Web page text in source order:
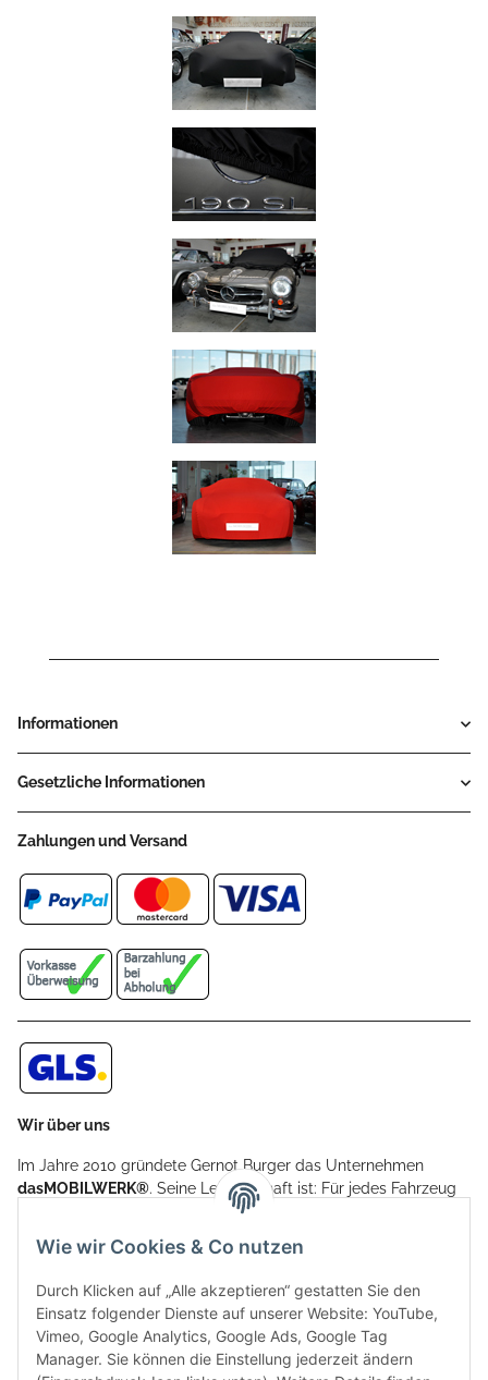
Informationen
Gesetzliche Informationen
Zahlungen und Versand
Wir über uns
Im Jahre 2010 gründete Gernot Burger das Unternehmen
dasMOBILWERK®. Seine Leidenschaft ist: Für jedes Fahrzeug
ein Car Cover anzubieten - passgenau und individuell.
Aufgrund der vielen positiven Kundenrückmeldungen kamen
weitere Produkte, wie Reifenschuhe, Hardtopständer hinzu.
Seine Reifenschoner werden in Deutschland produziert und
sind mit hochwertigen Techniken und Materialien gefertigt.
dasMOBILWERK® ist seit der Gründung ein
Familienunternehmen, welches sich seit 2010 auf
Wie wir Cookies & Co nutzen
Durch Klicken auf „Alle akzeptieren“ gestatten Sie den
Einsatz folgender Dienste auf unserer Website: YouTube,
Vimeo, Google Analytics, Google Ads, Google Tag
Manager. Sie können die Einstellung jederzeit ändern